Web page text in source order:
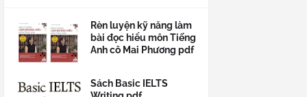
Rèn luyện kỹ năng làm
bài đọc hiểu môn Tiếng
Anh cô Mai Phương pdf
Sách Basic IELTS